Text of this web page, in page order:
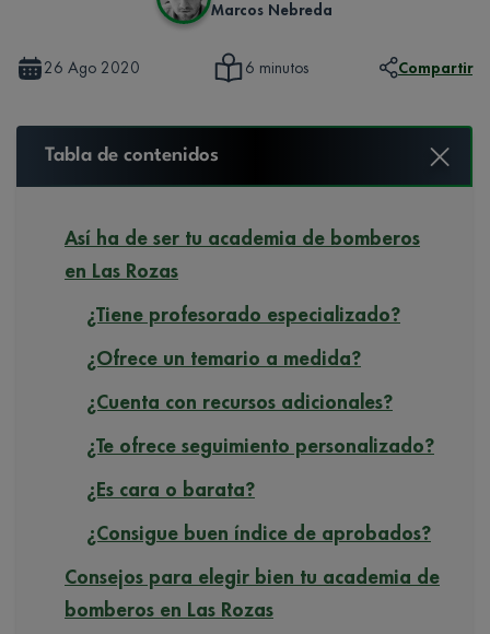
Marcos Nebreda
26 Ago 2020 6 minutos Compartir
Tabla de contenidos
Así ha de ser tu academia de bomberos
en Las Rozas
¿Tiene profesorado especializado?
¿Ofrece un temario a medida?
¿Cuenta con recursos adicionales?
¿Te ofrece seguimiento personalizado?
¿Es cara o barata?
¿Consigue buen índice de aprobados?
Consejos para elegir bien tu academia de
bomberos en Las Rozas